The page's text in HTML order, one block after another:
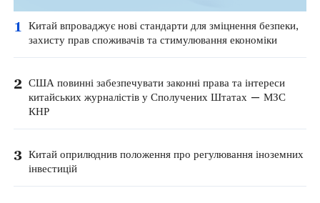
1
Китай впроваджує нові стандарти для зміцнення безпеки,
захисту прав споживачів та стимулювання економіки
2 США повинні забезпечувати законні права та інтереси
китайських журналістів у Сполучених Штатах — МЗС
КНР
3 Китай оприлюднив положення про регулювання іноземних
інвестицій